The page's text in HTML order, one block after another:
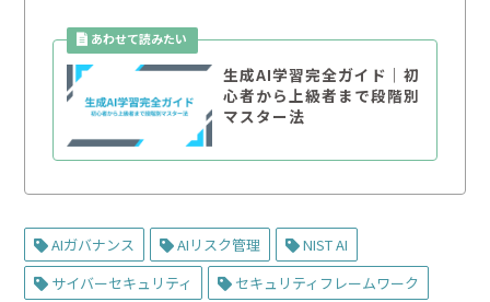
生成AI学習完全ガイド｜初
心者から上級者まで段階別
マスター法
AIガバナンス AIリスク管理
NIST AI
サイバーセキュリティ
セキュリティフレームワーク